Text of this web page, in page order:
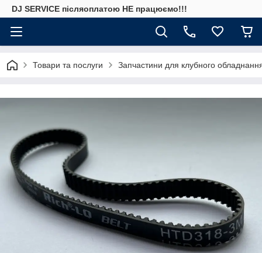
DJ SERVICE пiсляоплатою НЕ працюємо!!!
Товари та послуги Запчастини для клубного